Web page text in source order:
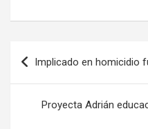
Navegación
de
entradas
Implicado en homicidio
Proyecta Adrián